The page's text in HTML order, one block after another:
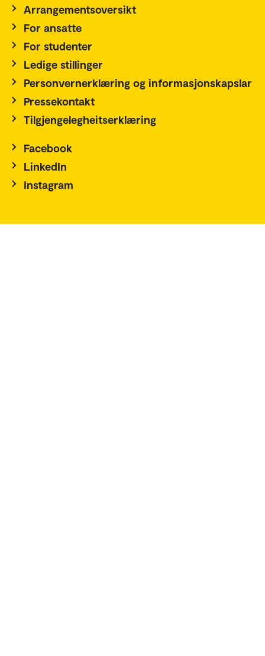
Arrangementsoversikt
For ansatte
For studenter
Ledige stillinger
Personvernerklæring og informasjonskapslar
Pressekontakt
Tilgjengelegheitserklæring
Facebook
LinkedIn
Instagram